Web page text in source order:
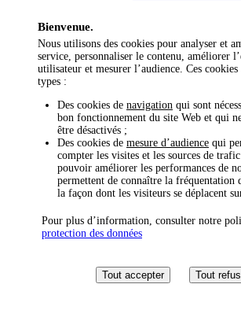
Bienvenue.
Nous utilisons des cookies pour analyser et
service, personnaliser le contenu, améliorer
utilisateur et mesurer l’audience. Ces cookies
types :
Des cookies de navigation qui sont
bon fonctionnement du site Web et qui
être désactivés ;
Des cookies de mesure d’audience qui
compter les visites et les sources de
pouvoir améliorer les performances de
permettent de connaître la fréquentation
la façon dont les visiteurs se déplacent
Pour plus d’information, consulter notre
protection des données
Tout accepter Tout